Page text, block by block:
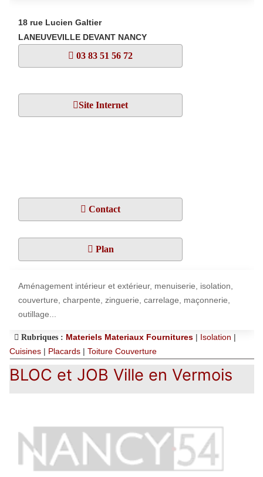
18 rue Lucien Galtier
LANEUVEVILLE DEVANT NANCY
03 83 51 56 72
Site Internet
Contact
Plan
Aménagement intérieur et extérieur, menuiserie, isolation,
couverture, charpente, zinguerie, carrelage, maçonnerie,
outillage...
Rubriques : Materiels Materiaux Fournitures | Isolation |
Cuisines | Placards | Toiture Couverture
BLOC et JOB Ville en Vermois